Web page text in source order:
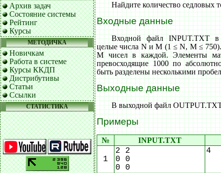
Архив задач
Состояние системы
Рейтинг
Курсы
МЕТОДИЧКА
Новичкам
Работа в системе
Курсы ККДП
Дистрибутивы
Статьи
Ссылки
СТАТИСТИКА
Найдите количество седловых
Входные данные
Входной файл INPUT.TXT в
целые числа N и M (1 ≤ N, M ≤
M чисел в каждой. Элементы
превосходящие 1000 по
быть разделены несколькими
Выходные данные
В выходной файл OUTPUT.TXT
Примеры
№ INPUT.TXT
1
2 2
0 0
0 0
4